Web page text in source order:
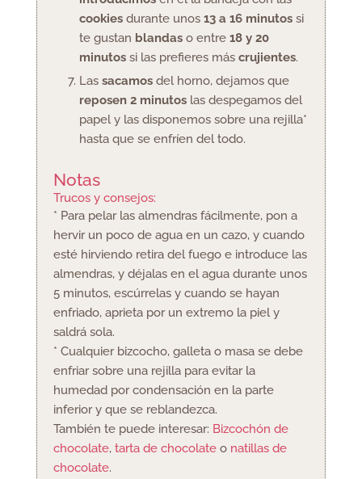
cookies durante unos 13 a 16 minutos si
te gustan blandas o entre 18 y 20
minutos si las prefieres más crujientes.
Las sacamos del horno, dejamos que
reposen 2 minutoslas despegamos del
papel y las disponemos sobre una rejilla*
hasta que se enfríen del todo.
Notas
Trucos y consejos:
* Para pelar las almendras fácilmente, pon a
hervir un poco de agua en un cazo, y cuando
esté hirviendo retira del fuego e introduce las
almendras, y déjalas en el agua durante unos
5 minutos, escúrrelas y cuando se hayan
enfriado, aprieta por un extremo la piel y
saldrá sola.
* Cualquier bizcocho, galleta o masa se debe
enfriar sobre una rejilla para evitar la
humedad por condensación en la parte
inferior y que se reblandezca.
También te puede interesar: Bizcochón de
chocolate, tarta de chocolateo natillas de
chocolate.